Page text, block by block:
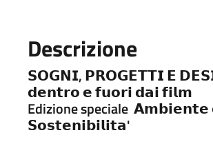
Descrizione
𝗦𝗢𝗚𝗡𝗜, 𝗣𝗥𝗢𝗚𝗘𝗧𝗧𝗜 𝗘
𝗱𝗲𝗻𝘁𝗿𝗼 𝗲 𝗳𝘂𝗼𝗿𝗶 𝗱𝗮𝗶 𝗳𝗶𝗹𝗺
Edizione speciale 𝗔𝗺𝗯𝗶𝗲𝗻𝘁𝗲
𝗦𝗼𝘀𝘁𝗲𝗻𝗶𝗯𝗶𝗹𝗶𝘁𝗮'